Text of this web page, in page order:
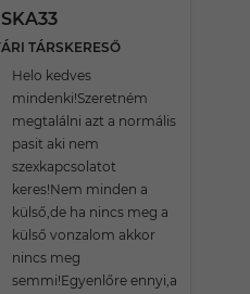
TÁRSKERESŐ
Helo kedves
mindenki!Szeretném
megtalálni azt a normális
pasit aki nem
szexkapcsolatot
keres!Nem minden a
külső,de ha nincs meg a
külső vonzalom akkor
nincs meg
semmi!Egyenlőre ennyi,a